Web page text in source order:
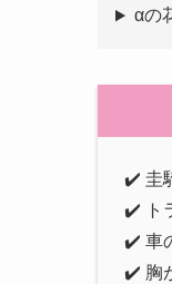
αの
✔️ 圭
✔️ ト
✔️ 車
✔️ 胸